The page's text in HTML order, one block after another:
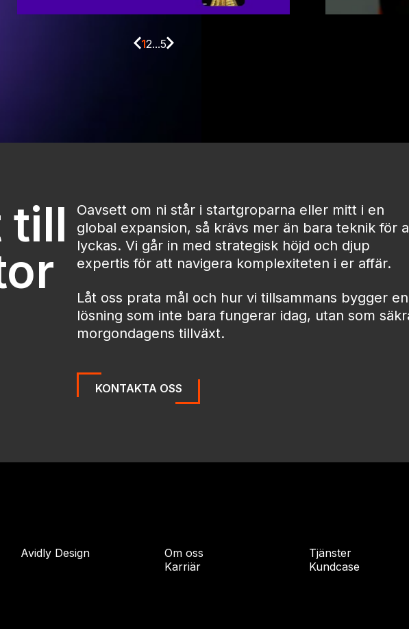
12...5
till
Oavsett om ni står i startgroparna eller mitt i en
global expansion, så krävs mer än bara teknik för
lyckas. Vi går in med strategisk höjd och djup
expertis för att navigera komplexiteten i er affär.
Låt oss prata mål och hur vi tillsammans bygger en
lösning som inte bara fungerar idag, utan som
morgondagens tillväxt.
KONTAKTA OSS
Avidly Design
Om oss
Karriär
Tjänster
Kundcase